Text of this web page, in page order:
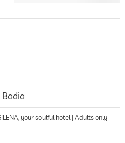
your soulful hotel | Adults only